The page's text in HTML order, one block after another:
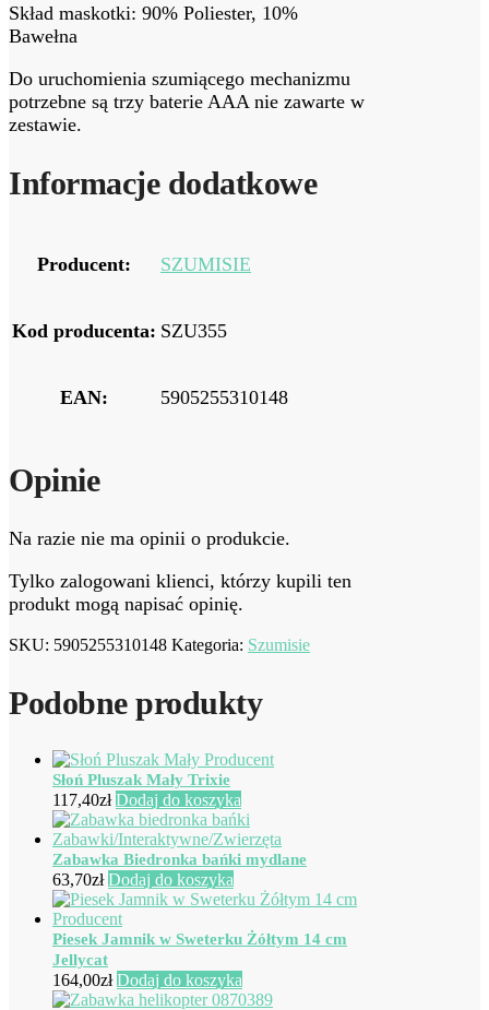
Skład maskotki: 90% Poliester, 10%
Bawełna
Do uruchomienia szumiącego mechanizmu
potrzebne są trzy baterie AAA nie zawarte w
zestawie.
Informacje dodatkowe
Producent: SZUMISIE
Kod producenta: SZU355
EAN: 5905255310148
Opinie
Na razie nie ma opinii o produkcie.
Tylko zalogowani klienci, którzy kupili ten
produkt mogą napisać opinię.
SKU: 5905255310148 Kategoria: Szumisie
Podobne produkty
Słoń Pluszak Mały Trixie
117,40zł Dodaj do koszyka
Zabawka Biedronka bańki mydlane
63,70zł Dodaj do koszyka
Piesek Jamnik w Sweterku Żółtym 14 cm
Jellycat
164,00zł Dodaj do koszyka